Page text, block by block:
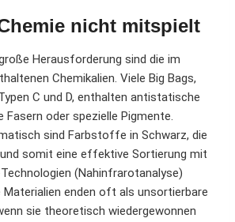
nicht mitspielt
Herausforderung sind die im
Chemikalien. Viele Big Bags,
C und D, enthalten antistatische
Fasern oder spezielle Pigmente.
sind Farbstoffe in Schwarz, die
somit eine effektive Sortierung mit
(Nahinfrarotanalyse)
Materialien enden oft als unsortierbare
sie theoretisch wiedergewonnen